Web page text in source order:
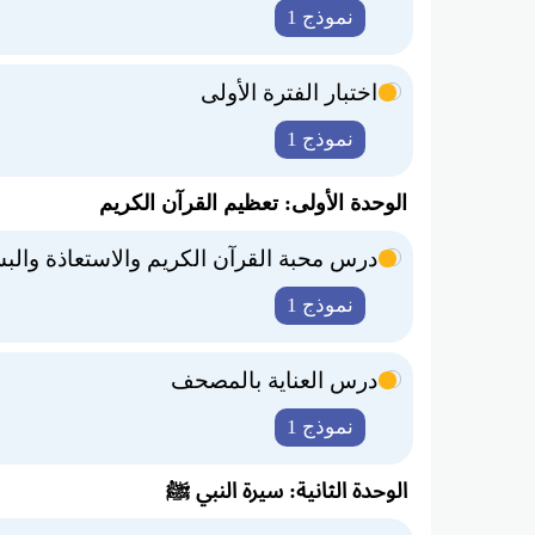
نموذج 1
اختبار الفترة الأولى
نموذج 1
الوحدة الأولى: تعظيم القرآن الكريم
درس محبة القرآن الكريم والاستعاذة
نموذج 1
درس العناية بالمصحف
نموذج 1
الوحدة الثانية: سيرة النبي ﷺ